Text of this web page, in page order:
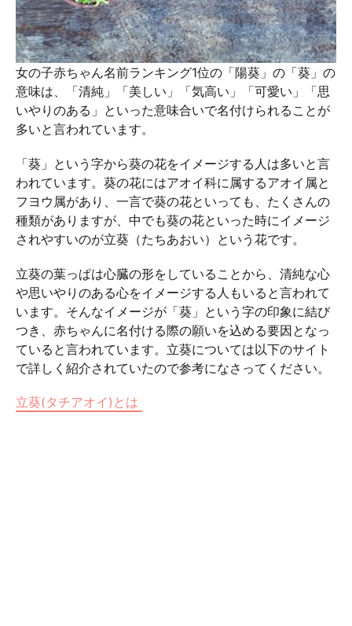
女の子赤ちゃん名前ランキング1位の「陽葵」の「葵」の
意味は、「清純」「美しい」「気高い」「可愛い」「思
いやりのある」といった意味合いで名付けられることが
多いと言われています。
「葵」という字から葵の花をイメージする人は多いと言
われています。葵の花にはアオイ科に属するアオイ属と
フヨウ属があり、一言で葵の花といっても、たくさんの
種類がありますが、中でも葵の花といった時にイメージ
されやすいのが立葵（たちあおい）という花です。
立葵の葉っぱは心臓の形をしていることから、清純な心
や思いやりのある心をイメージする人もいると言われて
います。そんなイメージが「葵」という字の印象に結び
つき、赤ちゃんに名付ける際の願いを込める要因となっ
ていると言われています。立葵については以下のサイト
で詳しく紹介されていたので参考になさってください。
立葵(タチアオイ)とは